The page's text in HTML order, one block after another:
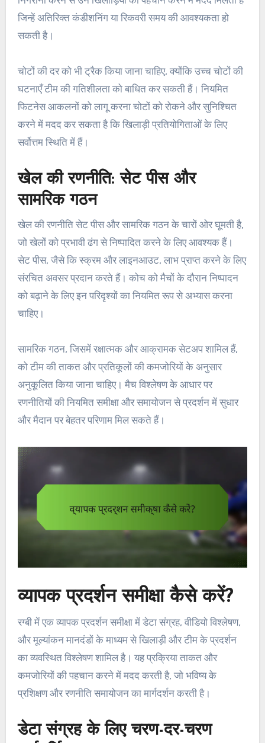
जिन्हें अतिरिक्त कंडीशनिंग या रिकवरी समय की आवश्यकता हो
सकती है।
चोटों की दर को भी ट्रैक किया जाना चाहिए, क्योंकि उच्च चोटों की
घटनाएँ टीम की गतिशीलता को बाधित कर सकती हैं। नियमित
फिटनेस आकलनों को लागू करना चोटों को रोकने और सुनिश्चित
करने में मदद कर सकता है कि खिलाड़ी प्रतियोगिताओं के लिए
सर्वोत्तम स्थिति में हैं।
खेल की रणनीति: सेट पीस और
सामरिक गठन
खेल की रणनीति सेट पीस और सामरिक गठन के चारों ओर घूमती है,
जो खेलों को प्रभावी ढंग से निष्पादित करने के लिए आवश्यक हैं।
सेट पीस, जैसे कि स्क्रम और लाइनआउट, लाभ प्राप्त करने के लिए
संरचित अवसर प्रदान करते हैं। कोच को मैचों के दौरान निष्पादन
को बढ़ाने के लिए इन परिदृश्यों का नियमित रूप से अभ्यास करना
चाहिए।
सामरिक गठन, जिसमें रक्षात्मक और आक्रामक सेटअप शामिल हैं,
को टीम की ताकत और प्रतिकूलों की कमजोरियों के अनुसार
अनुकूलित किया जाना चाहिए। मैच विश्लेषण के आधार पर
रणनीतियों की नियमित समीक्षा और समायोजन से प्रदर्शन में सुधार
और मैदान पर बेहतर परिणाम मिल सकते हैं।
व्यापक प्रदर्शन समीक्षा कैसे करें?
रग्बी में एक व्यापक प्रदर्शन समीक्षा में डेटा संग्रह, वीडियो विश्लेषण,
और मूल्यांकन मानदंडों के माध्यम से खिलाड़ी और टीम के प्रदर्शन
का व्यवस्थित विश्लेषण शामिल है। यह प्रक्रिया ताकत और
कमजोरियों की पहचान करने में मदद करती है, जो भविष्य के
प्रशिक्षण और रणनीति समायोजन का मार्गदर्शन करती है।
डेटा संग्रह के लिए चरण-दर-चरण